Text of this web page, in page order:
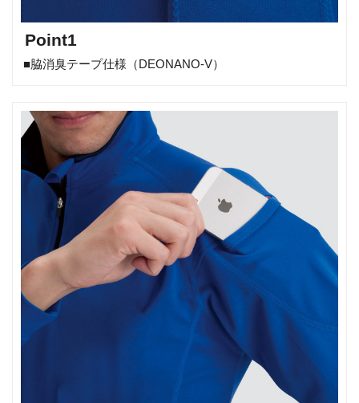
Point1
■脇消臭テープ仕様（DEONANO-V）